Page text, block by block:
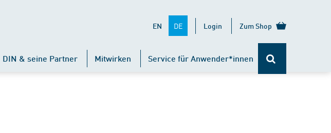
EN DE Login Zum Shop
DIN & seine Partner Mitwirken Service für Anwender*innen